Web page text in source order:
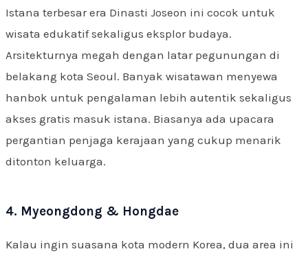
Istana terbesar era Dinasti Joseon ini cocok untuk
wisata edukatif sekaligus eksplor budaya.
Arsitekturnya megah dengan latar pegunungan di
belakang kota Seoul. Banyak wisatawan menyewa
hanbok untuk pengalaman lebih autentik sekaligus
akses gratis masuk istana. Biasanya ada upacara
pergantian penjaga kerajaan yang cukup menarik
ditonton keluarga.
4. Myeongdong & Hongdae
Kalau ingin suasana kota modern Korea, dua area ini